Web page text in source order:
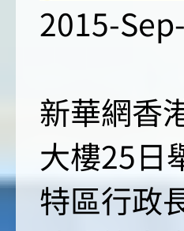
2015-
新華網香
大樓25日
特區行政